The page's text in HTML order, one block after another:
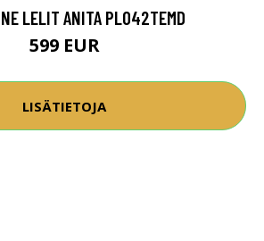
LELIT ANITA PL042TEMD
599 EUR
LISÄTIETOJA